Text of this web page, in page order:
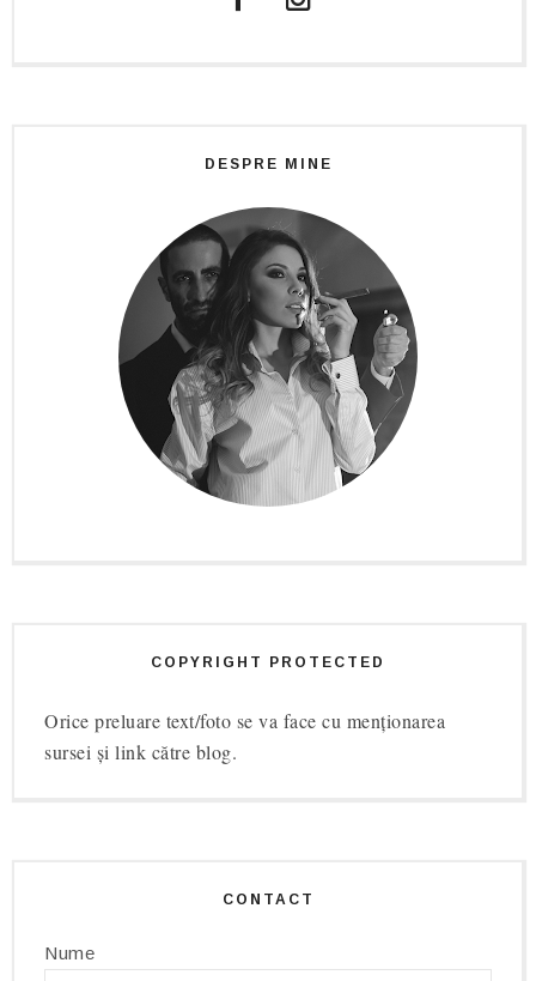
DESPRE MINE
COPYRIGHT PROTECTED
Orice preluare text/foto se va face cu menționarea
sursei și link către blog.
CONTACT
Nume